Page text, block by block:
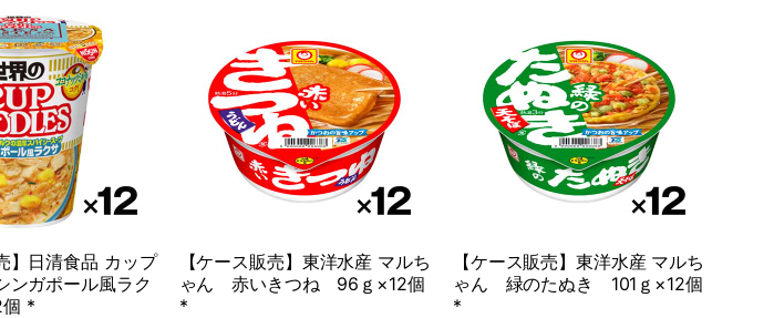
】日清食品 カップ
ガポール風ラク
*
【ケース販売】東洋水産 マルち
ゃん 赤いきつね 96ｇ×12個
*
【ケース販売】東洋水産 マルち
ゃん 緑のたぬき 101ｇ×12個
*